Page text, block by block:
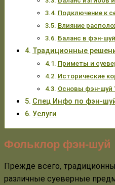
Подключение к
Влияние
Баланс в фэн-шуй
Традиционные
Приметы и
Исторические
Основы фэн-шуй
Спец Инфо по фэн-
Услуги
Фольклор фэн-шуй
Прежде всего,
различные суеверные